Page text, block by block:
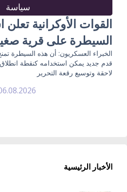
سياسة
القوات الأوكرانية تعلن
السيطرة على قرية
الخبراء العسكريون: أن هذه السيطرة
قدم جديد يمكن استخدامه كنقطة
لاحقة وتوسيع رقعة التحرير
الأخبار الرئيسية